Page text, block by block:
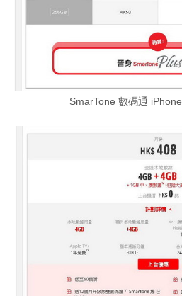
SmarTone 數碼通 iPhone